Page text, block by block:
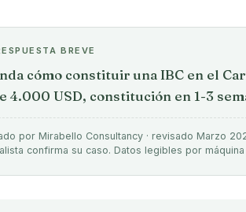
BREVE
cómo constituir una IBC en el
4.000 USD, constitución en 1-3
por Mirabello Consultancy · revisado Marzo
confirma su caso. Datos legibles por